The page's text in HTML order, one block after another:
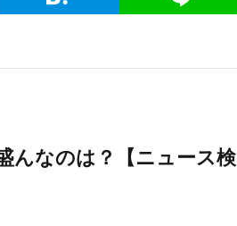
んなのは？【ニュース検